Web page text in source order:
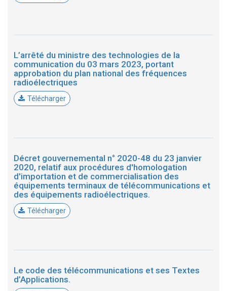
L’arrêté du ministre des technologies de la
communication du 03 mars 2023, portant
approbation du plan national des fréquences
radioélectriques
Télécharger
Décret gouvernemental n° 2020-48 du 23 janvier
2020, relatif aux procédures d'homologation
d'importation et de commercialisation des
équipements terminaux de télécommunications et
des équipements radioélectriques.
Télécharger
Le code des télécommunications et ses Textes
d’Applications.